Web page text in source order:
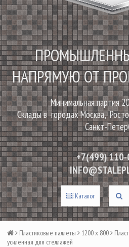
НАПРЯМУЮ ОТ
Минимальная партия
Склады в городах Москва,
Санкт-
+7(499)
Каталог
Пластиковые паллеты 1200 х 800
усиленная для стеллажей